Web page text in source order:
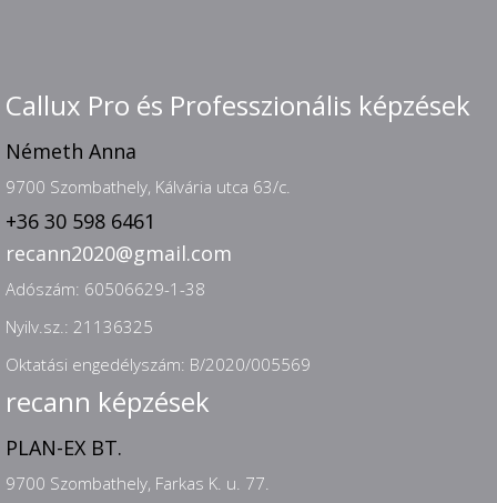
Callux Pro és Professzionális képzések
Németh Anna
9700 Szombathely, Kálvária utca 63/c.
+36 30 598 6461
recann2020@gmail.com
Adószám: 60506629-1-38
Nyilv.sz.: 21136325
Oktatási engedélyszám: B/2020/005569
recann képzések
PLAN-EX BT.
9700 Szombathely, Farkas K. u. 77.